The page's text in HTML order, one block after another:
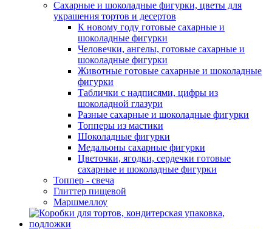
Сахарные и шоколадные фигурки, цветы для
украшения тортов и десертов
К новому году готовые сахарные и
шоколадные фигурки
Человечки, ангелы, готовые сахарные и
шоколадные фигурки
Животные готовые сахарные и шоколадные
фигурки
Таблички с надписями, цифры из
шоколадной глазури
Разные сахарные и шоколадные фигурки
Топперы из мастики
Шоколадные фигурки
Медальоны сахарные фигурки
Цветочки, ягодки, сердечки готовые
сахарные и шоколадные фигурки
Топпер - свеча
Глиттер пищевой
Маршмеллоу